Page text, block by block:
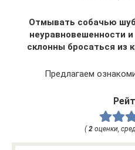
Отмывать собачью
неуравновешенности
склонны бросаться из
Предлагаем
(2 оценки,